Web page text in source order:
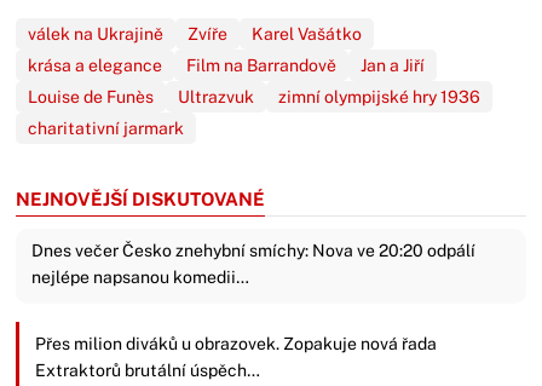
válek na Ukrajině Zvíře
Karel Vašátko
krása a elegance
Film na Barrandově
Jan a Jiří
Louise de Funès
Ultrazvuk
zimní olympijské hry 1936
charitativní jarmark
NEJNOVĚJŠÍ DISKUTOVANÉ
Dnes večer Česko znehybní smíchy: Nova ve 20:20 odpálí
nejlépe napsanou komedii…
Přes milion diváků u obrazovek. Zopakuje nová řada
Extraktorů brutální úspěch…